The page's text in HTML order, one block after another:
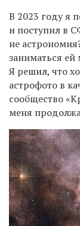
В 2023 году я
и поступил в
не
заниматься
Я решил, что
астрофото в
сообщество
меня